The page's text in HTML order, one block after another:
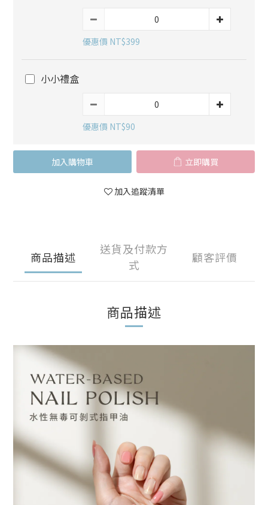
優惠價 NT$399
小小禮盒
優惠價 NT$90
加入購物車 立即購買
加入追蹤清單
商品描述
送貨及付款方
式
顧客評價
商品描述